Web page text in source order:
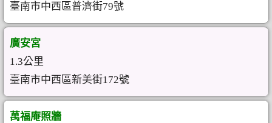
臺南市中西區普濟街79號
廣安宮
1.3公里
臺南市中西區新美街172號
萬福庵照牆